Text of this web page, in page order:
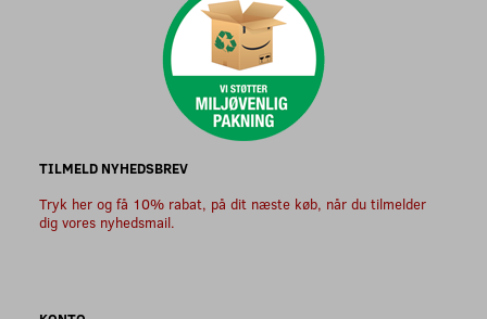
TILMELD NYHEDSBREV
Tryk her og få 10% rabat, på dit næste køb, når du tilmelder
dig vores nyhedsmail.